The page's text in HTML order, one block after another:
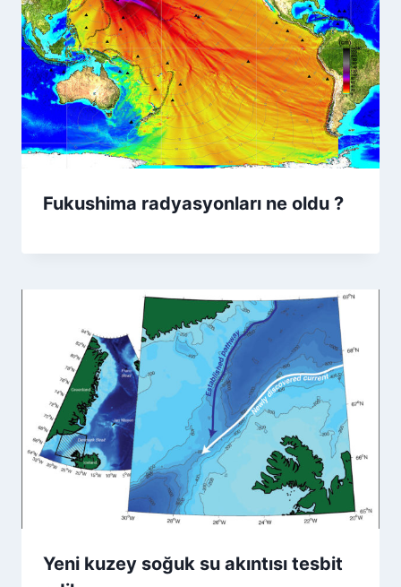
Fukushima radyasyonları ne oldu ?
Yeni kuzey soğuk su akıntısı tesbit